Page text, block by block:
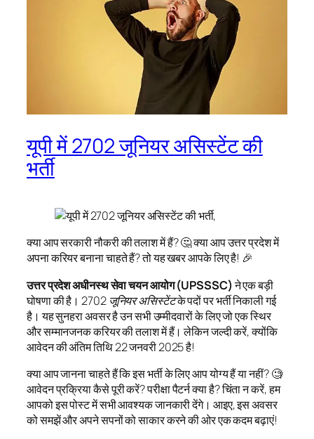
यूपी में 2702 जूनियर असिस्टेंट की
भर्ती
क्या आप सरकारी नौकरी की तलाश में हैं? 🤔 क्या आप उत्तर प्रदेश में
अपना करियर बनाना चाहते हैं? तो यह खबर आपके लिए है! 🎉
उत्तर प्रदेश अधीनस्थ सेवा चयन आयोग (UPSSSC)ने एक बड़ी
घोषणा की है।2702 जूनियर असिस्टेंटके पदों पर भर्ती निकाली गई
है। यह सुनहरा अवसर है उन सभी उम्मीदवारों के लिए जो एक स्थिर
और सम्मानजनक करियर की तलाश में हैं। लेकिन जल्दी करें, क्योंकि
आवेदन की अंतिम तिथि 22 जनवरी 2025 है!
क्या आप जानना चाहते हैं कि इस भर्ती के लिए आप योग्य हैं या नहीं? 🧐
आवेदन प्रक्रिया कैसे पूरी करें? परीक्षा पैटर्न क्या है? चिंता न करें, हम
आपको इस पोस्ट में सभी आवश्यक जानकारी देंगे। आइए, इस अवसर
को समझें और अपने सपनों को साकार करने की ओर एक कदम बढ़ाएं!